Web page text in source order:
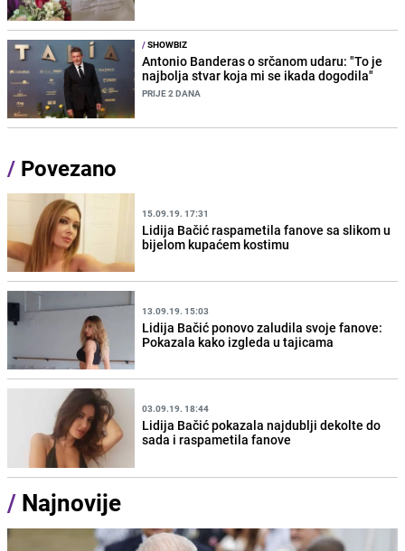
/SHOWBIZ
Antonio Banderas o srčanom udaru: "To je
najbolja stvar koja mi se ikada dogodila"
PRIJE 2 DANA
/ Povezano
15.09.19. 17:31
Lidija Bačić raspametila fanove sa slikom u
bijelom kupaćem kostimu
13.09.19. 15:03
Lidija Bačić ponovo zaludila svoje fanove:
Pokazala kako izgleda u tajicama
03.09.19. 18:44
Lidija Bačić pokazala najdublji dekolte do
sada i raspametila fanove
/ Najnovije